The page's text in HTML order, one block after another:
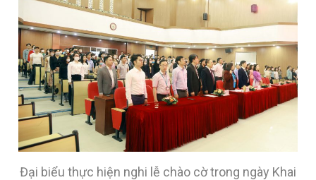
Đại biểu thực hiện nghi lễ chào cờ trong ngày Khai